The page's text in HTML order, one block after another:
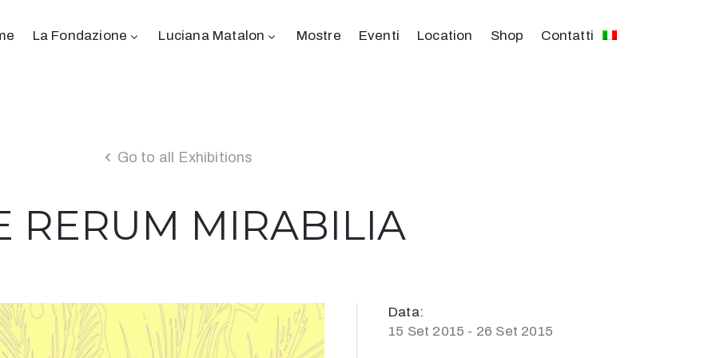
La Fondazione Luciana Matalon Mostre Eventi Location Shop Contatti
Go to all Exhibitions
RERUM MIRABILIA
Data:
15 Set 2015 - 26 Set 2015